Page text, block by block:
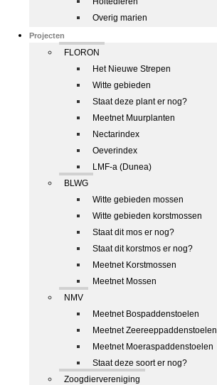
Overig marien
Projecten
FLORON
Het Nieuwe Strepen
Witte gebieden
Staat deze plant er nog?
Meetnet Muurplanten
Nectarindex
Oeverindex
LMF-a (Dunea)
BLWG
Witte gebieden mossen
Witte gebieden korstmossen
Staat dit mos er nog?
Staat dit korstmos er nog?
Meetnet Korstmossen
Meetnet Mossen
NMV
Meetnet Bospaddenstoelen
Meetnet Zeereeppaddenstoelen
Meetnet Moeraspaddenstoelen
Staat deze soort er nog?
Zoogdiervereniging